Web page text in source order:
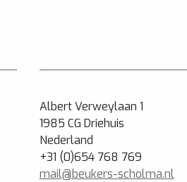
Albert Verweylaan 1
1985 CG Driehuis
Nederland
+31 (0)654 768 769
mail@beukers-scholma.nl